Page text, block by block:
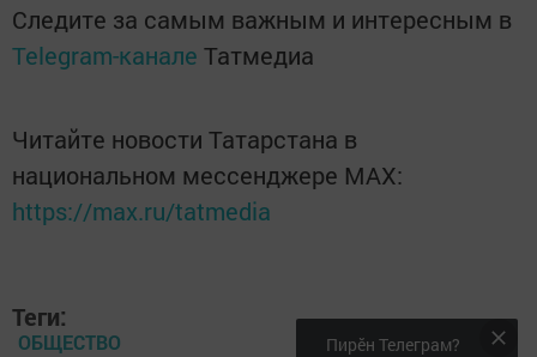
Следите за самым важным и интересным в
Telegram-канале Татмедиа
Читайте новости Татарстана в
национальном мессенджере MАХ:
https://max.ru/tatmedia
Теги:
ОБЩЕСТВО Пирӗн Телеграм?